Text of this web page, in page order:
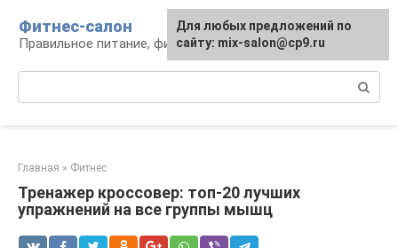
контенту
Фитнес-салон
Правильное питание, фитнес, образ жизни
Главная » Фитнес
Тренажер кроссовер: топ-20 лучших
упражнений на все группы мышц
Для любых предложений по
сайту: mix-salon@cp9.ru